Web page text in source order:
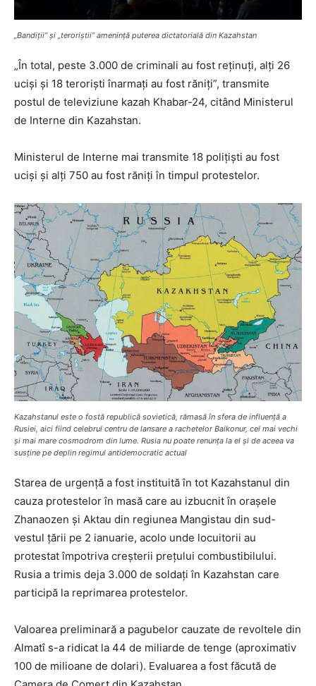
„Bandiții” și „teroriștii” amenință puterea dictatorială din Kazahstan
„În total, peste 3.000 de criminali au fost reținuți, alți 26
uciși și 18 teroriști înarmați au fost răniți”, transmite
postul de televiziune kazah Khabar-24, citând Ministerul
de Interne din Kazahstan.
Ministerul de Interne mai transmite 18 polițiști au fost
uciși și alți 750 au fost răniți în timpul protestelor.
Kazahstanul este o fostă republică sovietică, rămasă în sfera de influență a
Rusiei, aici fiind celebrul centru de lansare a rachetelor Baikonur, cel mai vechi
și mai mare cosmodrom din lume. Rusia nu poate renunța la el și de aceea va
susține pe deplin regimul antidemocratic actual
Starea de urgență a fost instituită în tot Kazahstanul din
cauza protestelor în masă care au izbucnit în orașele
Zhanaozen și Aktau din regiunea Mangistau din sud-
vestul țării pe 2 ianuarie, acolo unde locuitorii au
protestat împotriva creșterii prețului combustibilului.
Rusia a trimis deja 3.000 de soldați în Kazahstan care
participă la reprimarea protestelor.
Valoarea preliminară a pagubelor cauzate de revoltele din
Almatî s-a ridicat la 44 de miliarde de tenge (aproximativ
100 de milioane de dolari). Evaluarea a fost făcută de